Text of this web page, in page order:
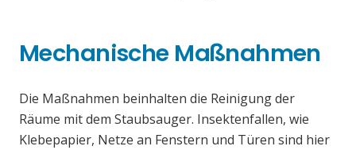
Mechanische Maßnahmen
Die Maßnahmen beinhalten die Reinigung der
Räume mit dem Staubsauger. Insektenfallen, wie
Klebepapier, Netze an Fenstern und Türen sind hier